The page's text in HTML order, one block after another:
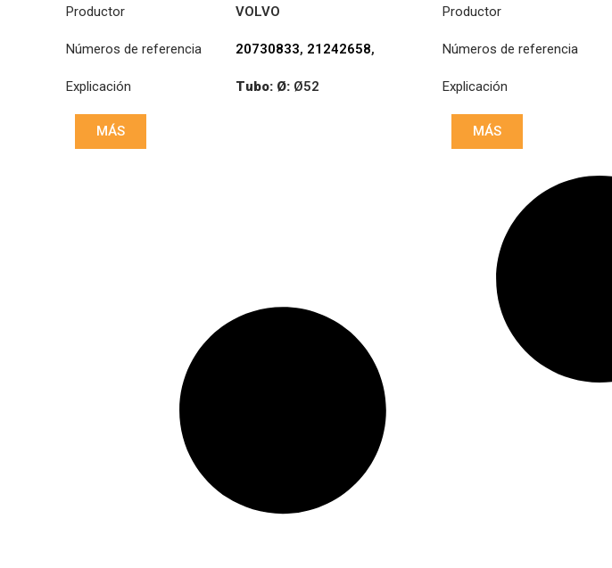
Productor VOLVO
Números de referencia 20730833, 21242658,
Explicación
Tubo: Ø: Ø52
MÁS
Productor
Números de referencia
Explicación
MÁS